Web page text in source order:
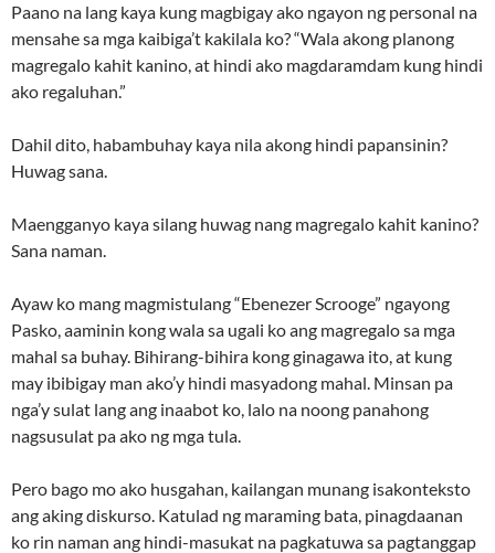
Paano na lang kaya kung magbigay ako ngayon ng personal na
mensahe sa mga kaibiga’t kakilala ko? “Wala akong planong
magregalo kahit kanino, at hindi ako magdaramdam kung hindi
ako regaluhan.”
Dahil dito, habambuhay kaya nila akong hindi papansinin?
Huwag sana.
Maengganyo kaya silang huwag nang magregalo kahit kanino?
Sana naman.
Ayaw ko mang magmistulang “Ebenezer Scrooge” ngayong
Pasko, aaminin kong wala sa ugali ko ang magregalo sa mga
mahal sa buhay. Bihirang-bihira kong ginagawa ito, at kung
may ibibigay man ako’y hindi masyadong mahal. Minsan pa
nga’y sulat lang ang inaabot ko, lalo na noong panahong
nagsusulat pa ako ng mga tula.
Pero bago mo ako husgahan, kailangan munang isakonteksto
ang aking diskurso. Katulad ng maraming bata, pinagdaanan
ko rin naman ang hindi-masukat na pagkatuwa sa pagtanggap